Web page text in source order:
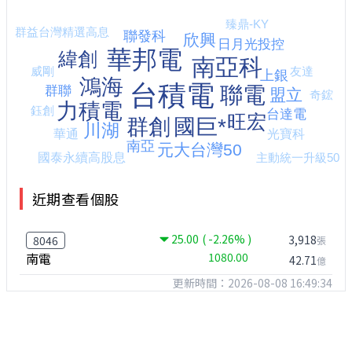
近期查看個股
8046 25.00 ( -2.26% )
南電 1080.00
3,918張
42.71億
更新時間：2026-08-08 16:49:34